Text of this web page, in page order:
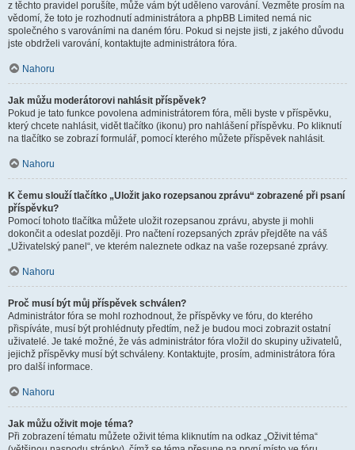
z těchto pravidel porušíte, může vám být uděleno varování. Vezměte prosím na
vědomí, že toto je rozhodnutí administrátora a phpBB Limited nemá nic
společného s varováními na daném fóru. Pokud si nejste jisti, z jakého důvodu
jste obdrželi varování, kontaktujte administrátora fóra.
Nahoru
Jak můžu moderátorovi nahlásit příspěvek?
Pokud je tato funkce povolena administrátorem fóra, měli byste v příspěvku,
který chcete nahlásit, vidět tlačítko (ikonu) pro nahlášení příspěvku. Po kliknutí
na tlačítko se zobrazí formulář, pomocí kterého můžete příspěvek nahlásit.
Nahoru
K čemu slouží tlačítko „Uložit jako rozepsanou zprávu“ zobrazené při psaní
příspěvku?
Pomocí tohoto tlačítka můžete uložit rozepsanou zprávu, abyste ji mohli
dokončit a odeslat později. Pro načtení rozepsaných zpráv přejděte na váš
„Uživatelský panel“, ve kterém naleznete odkaz na vaše rozepsané zprávy.
Nahoru
Proč musí být můj příspěvek schválen?
Administrátor fóra se mohl rozhodnout, že příspěvky ve fóru, do kterého
přispíváte, musí být prohlédnuty předtím, než je budou moci zobrazit ostatní
uživatelé. Je také možné, že vás administrátor fóra vložil do skupiny uživatelů,
jejichž příspěvky musí být schváleny. Kontaktujte, prosím, administrátora fóra
pro další informace.
Nahoru
Jak můžu oživit moje téma?
Při zobrazení tématu můžete oživit téma kliknutím na odkaz „Oživit téma“